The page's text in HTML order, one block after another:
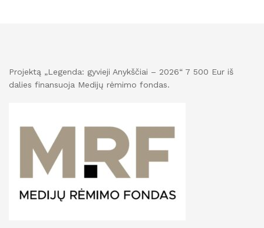
Projektą „Legenda: gyvieji Anykščiai – 2026“ 7 500 Eur iš
dalies finansuoja Medijų rėmimo fondas.